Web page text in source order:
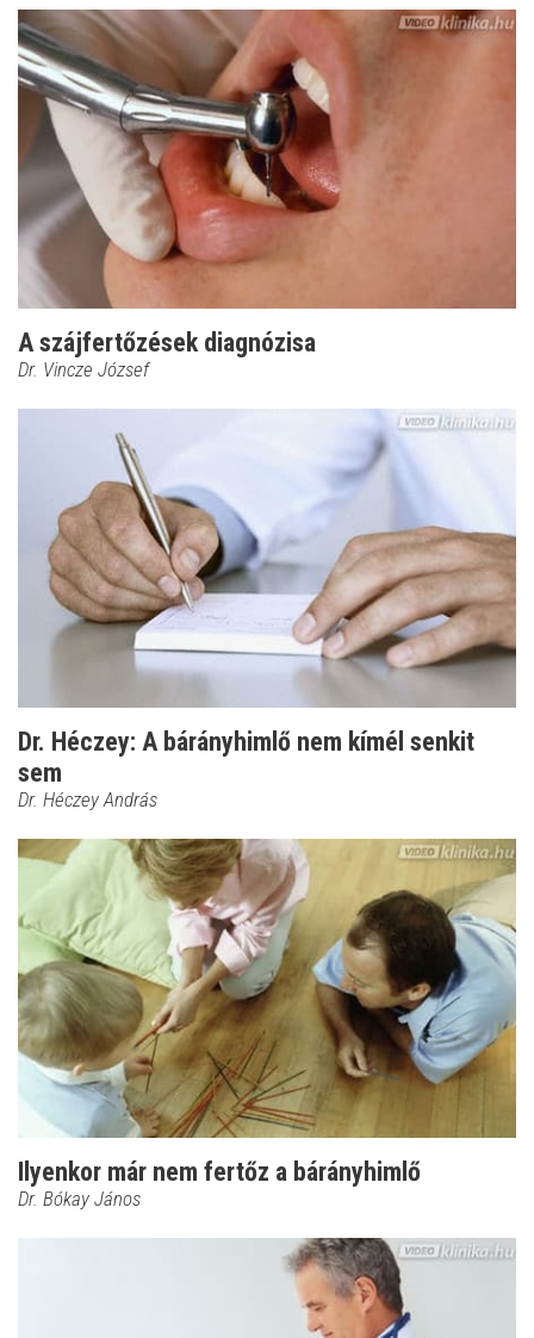
A szájfertőzések diagnózisa
Dr. Vincze József
Dr. Héczey: A bárányhimlő nem kímél senkit
sem
Dr. Héczey András
Ilyenkor már nem fertőz a bárányhimlő
Dr. Bókay János